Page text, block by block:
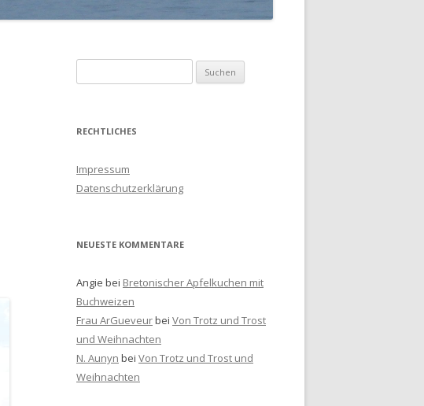
u
RECHTLICHES
Impressum
Datenschutzerklärung
NEUESTE KOMMENTARE
Angie bei Bretonischer Apfelkuchen mit
Buchweizen
Frau ArGueveurbei Von Trotz und Trost
und Weihnachten
N. Aunyn bei Von Trotz und Trost und
Weihnachten